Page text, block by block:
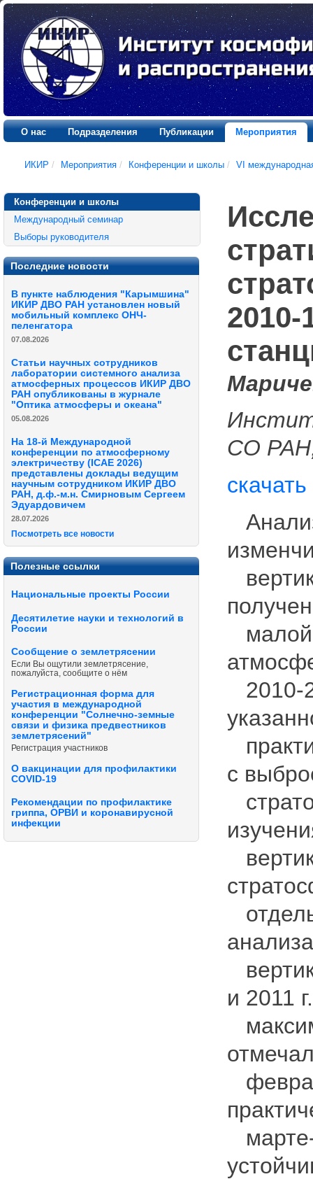
О нас Подразделения Публикации Мероприятия
ИКИР / Мероприятия / Конференции и школы / VI
Конференции и школы
Международный семинар
Выборы руководителя
Последние новости
В пункте наблюдения "Карымшина"
ИКИР ДВО РАН установлен новый
мобильный комплекс ОНЧ-
пеленгатора
07.08.2026
Статьи научных сотрудников
лаборатории системного анализа
атмосферных процессов ИКИР ДВО
РАН опубликованы в журнале
"Оптика атмосферы и океана"
05.08.2026
На 18-й Международной
конференции по атмосферному
электричеству (ICAE 2026)
представлены доклады ведущим
научным сотрудником ИКИР ДВО
РАН, д.ф.-м.н. Смирновым Сергеем
Эдуардовичем
28.07.2026
Посмотреть все новости
Полезные ссылки
Национальные проекты России
Десятилетие науки и технологий в
России
Сообщение о землетрясении
Если Вы ощутили землетрясение,
пожалуйста, сообщите о нём
Регистрационная форма для
участия в международной
конференции "Солнечно-земные
связи и физика предвестников
землетрясений"
Регистрация участников
О вакцинации для профилактики
COVID-19
Рекомендации по профилактике
гриппа, ОРВИ и коронавирусной
инфекции
СО
скачать
малой
2010-
с
и 2011